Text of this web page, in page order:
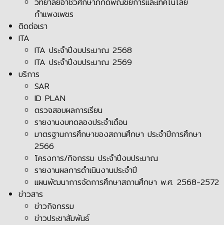
กำแพงเพชร
ติดต่อเรา
ITA
ITA ประจำปีงบประมาณ 2568
ITA ประจำปีงบประมาณ 2569
บริการ
SAR
ID PLAN
ตรวจสอบผลการเรียน
รายงานงบทดลองประจำเดือน
มาตรฐานการศึกษาของสถานศึกษา ประจำปีการศึกษา
2566
โครงการ/กิจกรรม ประจำปีงบประมาณ
รายงานผลการดำเนินงานประจำปี
แผนพัฒนาการจัดการศึกษาสถานศึกษา พ.ศ. 2568-2572
ข่าวสาร
ข่าวกิจกรรม
ข่าวประชาสัมพันธ์